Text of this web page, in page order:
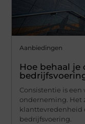
Aanbiedingen
Hoe behaal
Consistentie is een
onderneming. Het
klanttevredenheid
bedrijfsvoering.